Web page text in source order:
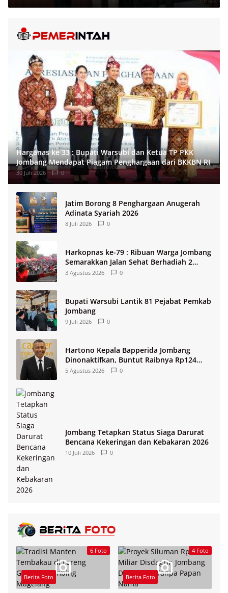
Harganas ke 33 : Bupati Warsubi dan Ketua TP PKK
Jombang Mendapat Piagam Penghargaan dari BKKBN RI
30 Juli 2026 0
Jatim Borong 8 Penghargaan Anugerah
Adinata Syariah 2026
8 Juli 2026 0
Harkopnas ke-79 : Ribuan Warga Jombang
Semarakkan Jalan Sehat Berhadiah 2
Paket Umroh
3 Agustus 2026 0
Bupati Warsubi Lantik 81 Pejabat Pemkab
Jombang
9 Juli 2026 0
Hartono Kepala Bapperida Jombang
Dinonaktifkan, Buntut Raibnya Rp124
Miliar Kas KPRI Sejahtera
5 Agustus 2026 0
Jombang Tetapkan Status Siaga Darurat
Bencana Kekeringan dan Kebakaran 2026
10 Juli 2026 0
6 Foto
Berita Foto
4 Foto
Berita Foto